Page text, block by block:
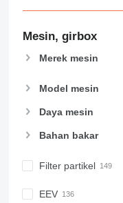
982
988
992
CB
CS
E-series
GC
Mesin, girbox
Merek mesin
Model mesin
Daya mesin
Bahan bakar
Filter partikel
EEV